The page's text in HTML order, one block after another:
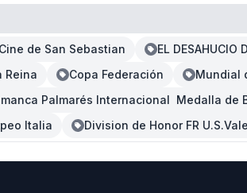
de San Sebastian EL DESAHUCIO
Reina Copa Federación
Mundial
Palmarés Internacional  Medalla de
Italia
Division de Honor FR